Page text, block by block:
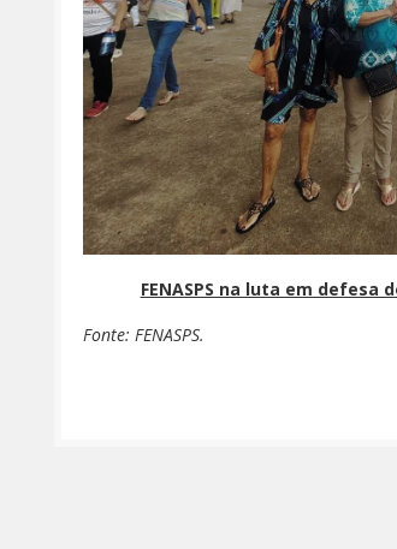
FENASPS na luta em defesa
Fonte: FENASPS.